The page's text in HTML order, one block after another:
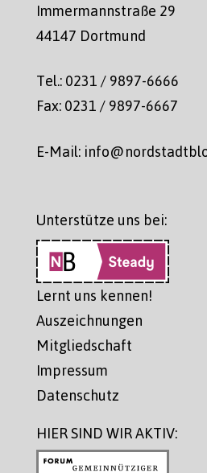
Immermannstraße 29
44147 Dortmund
Tel.: 0231 / 9897-6666
Fax: 0231 / 9897-6667
E-Mail:
Unterstütze uns bei:
Lernt uns kennen!
Auszeichnungen
Mitgliedschaft
Impressum
Datenschutz
HIER SIND WIR AKTIV: